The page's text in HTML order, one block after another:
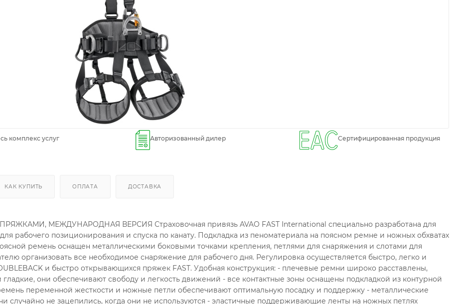
комплекс услуг Авторизованный дилер Сертифицированная продукция
КАК КУПИТЬ ОПЛАТА ДОСТАВКА
МЕЖДУНАРОДНАЯ ВЕРСИЯ Страховочная привязь AVAO FAST International специально разработана для
рабочего позиционирования и спуска по канату. Подкладка из пеноматериала на поясном ремне и ножных обхватах
ремень оснащен металлическими боковыми точками крепления, петлями для снаряжения и слотами для
организовать все необходимое снаряжение для рабочего дня. Регулировка осуществляется быстро, легко и
и быстро открывающихся пряжек FAST. Удобная конструкция: - плечевые ремни широко расставлены,
они обеспечивают свободу и легкость движений - все контактные зоны оснащены подкладкой из контурной
переменной жесткости и ножные петли обеспечивают оптимальную посадку и поддержку - металлические
случайно не зацепились, когда они не используются - эластичные поддерживающие ленты на ножных петлях